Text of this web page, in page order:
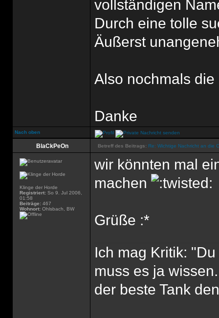
vollständigen
Durch eine tolle
Äußerst
Also nochmals
Danke
Nach oben
BlaCkPeOn Betreff des Beitrags: Re: Wichtige Nachricht an die
Klinge der Horde
Registriert: So 9. Jul 2006,
01:58
Beiträge: 467
Wohnort: Ohlsbach, BW
wir könnten mal
machen
Grüße :*
Ich mag Kritik:
muss es ja
der beste Tank